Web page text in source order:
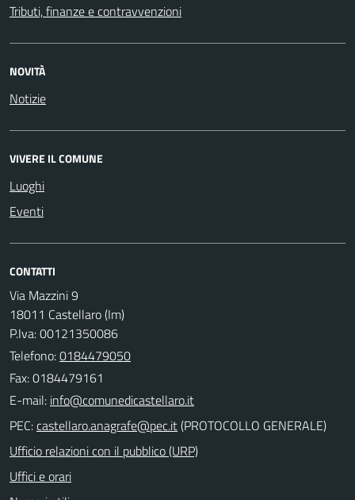
Tributi, finanze e contravvenzioni
NOVITÀ
Notizie
VIVERE IL COMUNE
Luoghi
Eventi
CONTATTI
Via Mazzini 9
18011 Castellaro (Im)
P.Iva: 00121350086
Telefono:0184479050
Fax: 0184479161
E-mail:
PEC:
(PROTOCOLLO GENERALE)
Ufficio relazioni con il pubblico (URP)
Uffici e orari